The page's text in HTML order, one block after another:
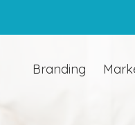
Branding